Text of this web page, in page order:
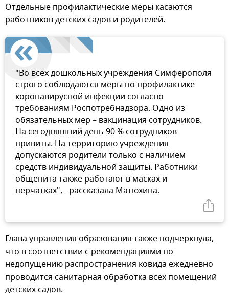
Отдельные профилактические меры касаются
работников детских садов и родителей.
"Во всех дошкольных учреждения Симферополя
строго соблюдаются меры по профилактике
коронавирусной инфекции согласно
требованиям Роспотребнадзора. Одно из
обязательных мер – вакцинация сотрудников.
На сегодняшний день 90 % сотрудников
привиты. На территорию учреждения
допускаются родители только с наличием
средств индивидуальной защиты. Работники
общепита также работают в масках и
перчатках", - рассказала Матюхина.
Глава управления образования также подчеркнула,
что в соответствии с рекомендациями по
недопущению распространения ковида ежедневно
проводится санитарная обработка всех помещений
детских садов.